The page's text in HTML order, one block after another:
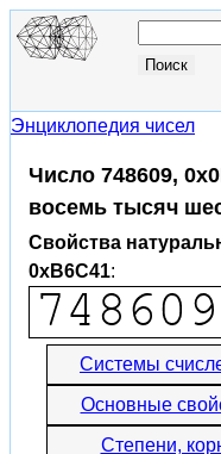
Энциклопедия чисел
Число 748609,
восемь тысяч
Свойства
0xB6C41:
Системы
Основные
Степени,